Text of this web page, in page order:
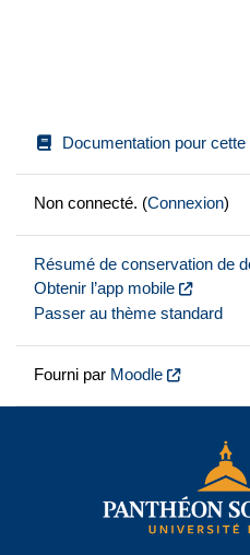
Documentation pour cette
Non connecté. (Connexion)
Résumé de conservation de
Obtenir l’app mobile
Passer au thème standard
Fourni par Moodle